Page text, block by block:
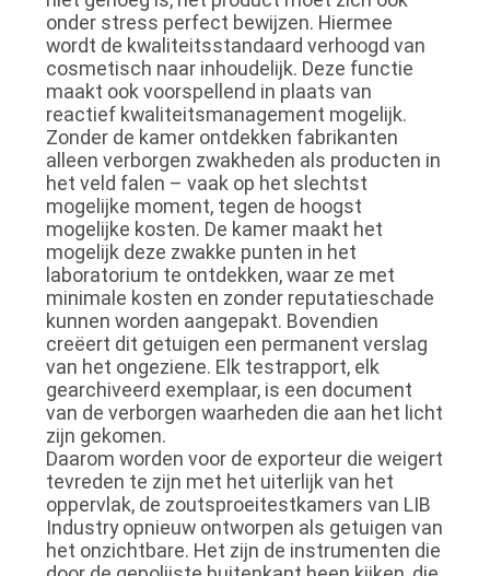
onder stress perfect bewijzen. Hiermee
wordt de kwaliteitsstandaard verhoogd van
cosmetisch naar inhoudelijk. Deze functie
maakt ook voorspellend in plaats van
reactief kwaliteitsmanagement mogelijk.
Zonder de kamer ontdekken fabrikanten
alleen verborgen zwakheden als producten in
het veld falen – vaak op het slechtst
mogelijke moment, tegen de hoogst
mogelijke kosten. De kamer maakt het
mogelijk deze zwakke punten in het
laboratorium te ontdekken, waar ze met
minimale kosten en zonder reputatieschade
kunnen worden aangepakt. Bovendien
creëert dit getuigen een permanent verslag
van het ongeziene. Elk testrapport, elk
gearchiveerd exemplaar, is een document
van de verborgen waarheden die aan het licht
zijn gekomen.
Daarom worden voor de exporteur die weigert
tevreden te zijn met het uiterlijk van het
oppervlak, de zoutsproeitestkamers van LIB
Industry opnieuw ontworpen als getuigen van
het onzichtbare. Het zijn de instrumenten die